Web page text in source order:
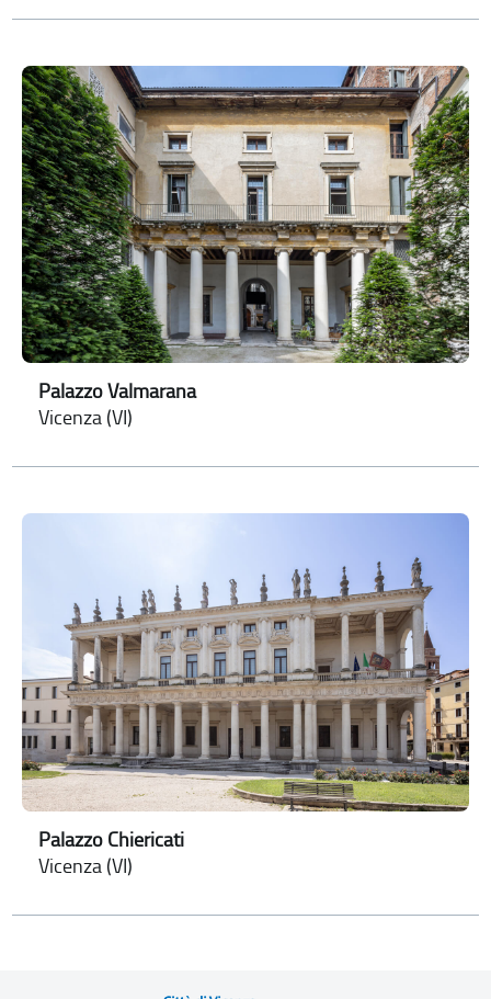
Palazzo Valmarana
Vicenza (VI)
Palazzo Chiericati
Vicenza (VI)